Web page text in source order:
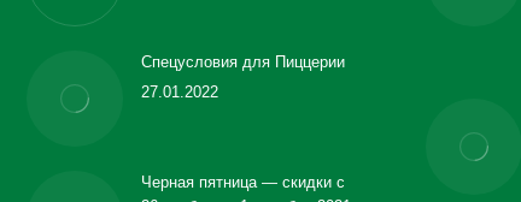
Спецусловия для Пиццерии
27.01.2022
Черная пятница — скидки с